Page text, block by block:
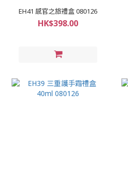
EH41 感官之旅禮盒 080126
HK$398.00